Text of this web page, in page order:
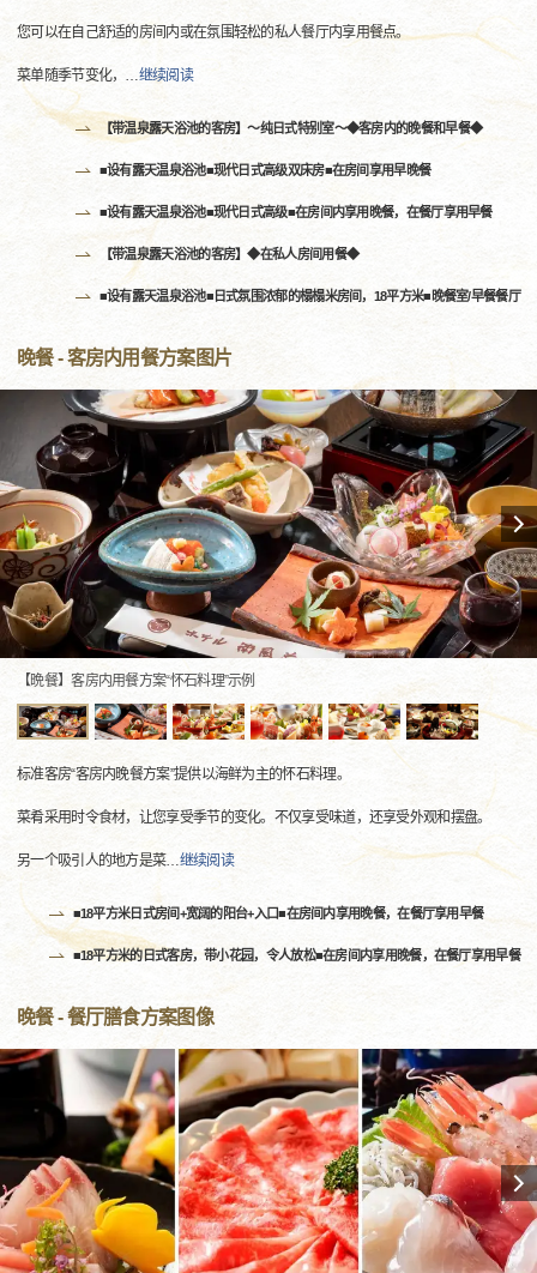
您可以在自己舒适的房间内或在氛围轻松的私人餐厅内享用餐点。
菜单随季节变化， …继续阅读
【带温泉露天浴池的客房】〜纯日式特别室〜◆客房内的晚餐和早餐◆
■设有露天温泉浴池■现代日式高级双床房■在房间享用早晚餐
■设有露天温泉浴池■现代日式高级■在房间内享用晚餐，在餐厅享用早餐
【带温泉露天浴池的客房】◆在私人房间用餐◆
■设有露天温泉浴池■日式氛围浓郁的榻榻米房间，18平方米■晚餐室/早餐餐厅
晚餐 - 客房内用餐方案图片
【晩餐】客房内用餐方案“怀石料理”示例
标准客房“客房内晚餐方案”提供以海鲜为主的怀石料理。
菜肴采用时令食材，让您享受季节的变化。不仅享受味道，还享受外观和摆盘。
另一个吸引人的地方是菜…继续阅读
■18平方米日式房间+宽阔的阳台+入口■在房间内享用晚餐，在餐厅享用早餐
■18平方米的日式客房，带小花园，令人放松■在房间内享用晚餐，在餐厅享用早餐
晚餐 - 餐厅膳食方案图像